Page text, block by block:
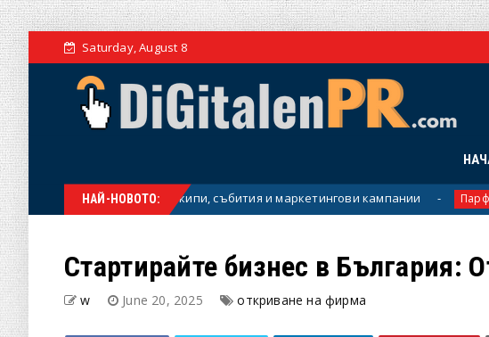
Saturday, August 8
НАЙ-НОВОТО:
за екипи, събития и маркетингови кампании Парфюми от Дубай
Стартирайте бизнес в България:
w June 20, 2025 откриване на фирма